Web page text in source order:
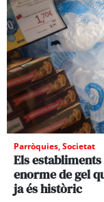
Parròquies,Societat
Els
enorme de gel
ja és històric